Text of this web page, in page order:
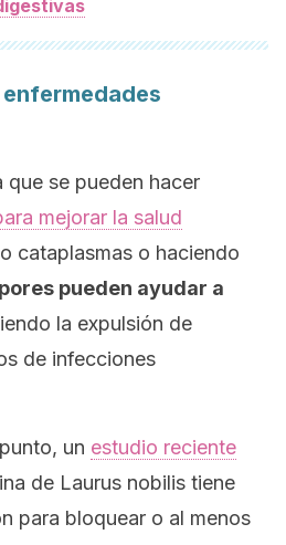
que se pueden hacer
mejorar la salud
cataplasmas o haciendo
pueden ayudar a
la expulsión de
de infecciones
un estudio reciente
de Laurus nobilis tiene
para bloquear o al menos